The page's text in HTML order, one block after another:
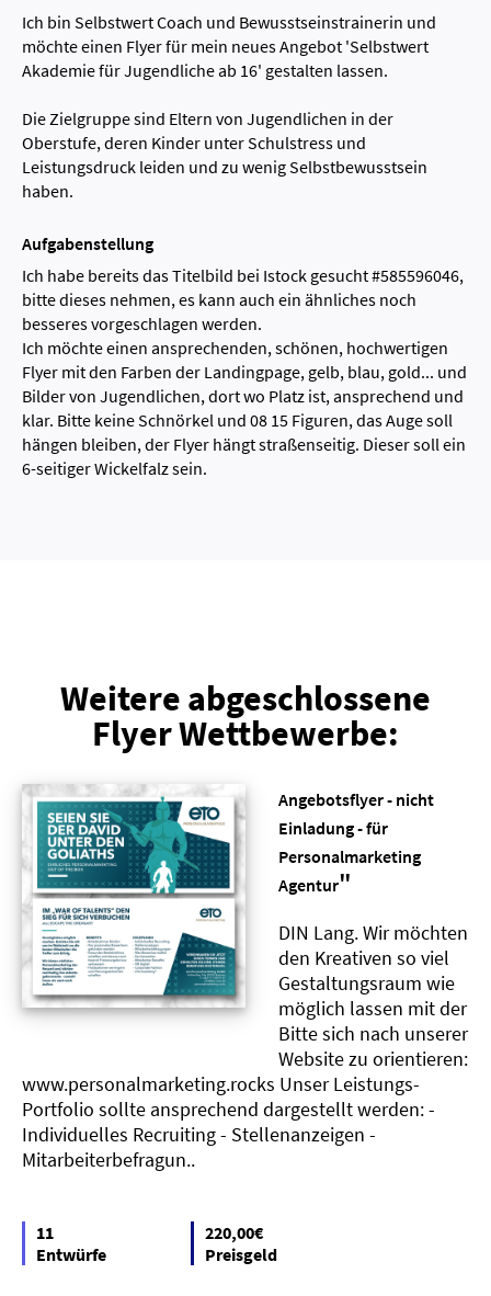
Ich bin Selbstwert Coach und Bewusstseinstrainerin und
möchte einen Flyer für mein neues Angebot 'Selbstwert
Akademie für Jugendliche ab 16' gestalten lassen.
Die Zielgruppe sind Eltern von Jugendlichen in der
Oberstufe, deren Kinder unter Schulstress und
Leistungsdruck leiden und zu wenig Selbstbewusstsein
haben.
Aufgabenstellung
Ich habe bereits das Titelbild bei Istock gesucht #585596046,
bitte dieses nehmen, es kann auch ein ähnliches noch
besseres vorgeschlagen werden.
Ich möchte einen ansprechenden, schönen, hochwertigen
Flyer mit den Farben der Landingpage, gelb, blau, gold... und
Bilder von Jugendlichen, dort wo Platz ist, ansprechend und
klar. Bitte keine Schnörkel und 08 15 Figuren, das Auge soll
hängen bleiben, der Flyer hängt straßenseitig. Dieser soll ein
6-seitiger Wickelfalz sein.
Weitere abgeschlossene
Flyer Wettbewerbe:
Angebotsflyer - nicht
Einladung - für
Personalmarketing
Agentur"
DIN Lang. Wir möchten
den Kreativen so viel
Gestaltungsraum wie
möglich lassen mit der
Bitte sich nach unserer
Website zu orientieren:
www.personalmarketing.rocks Unser Leistungs-
Portfolio sollte ansprechend dargestellt werden: -
Individuelles Recruiting - Stellenanzeigen -
Mitarbeiterbefragun..
11
Entwürfe
220,00€
Preisgeld